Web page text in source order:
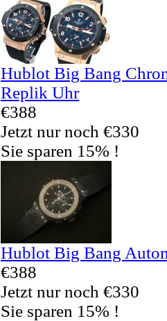
Hublot Big Bang
Replik Uhr
€388
Jetzt nur noch €330
Sie sparen 15% !
Hublot Big Bang
€388
Jetzt nur noch €330
Sie sparen 15% !